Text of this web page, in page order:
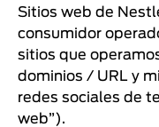
Sitios web de
consumidor
sitios que
dominios / URL y
redes sociales de
web”).